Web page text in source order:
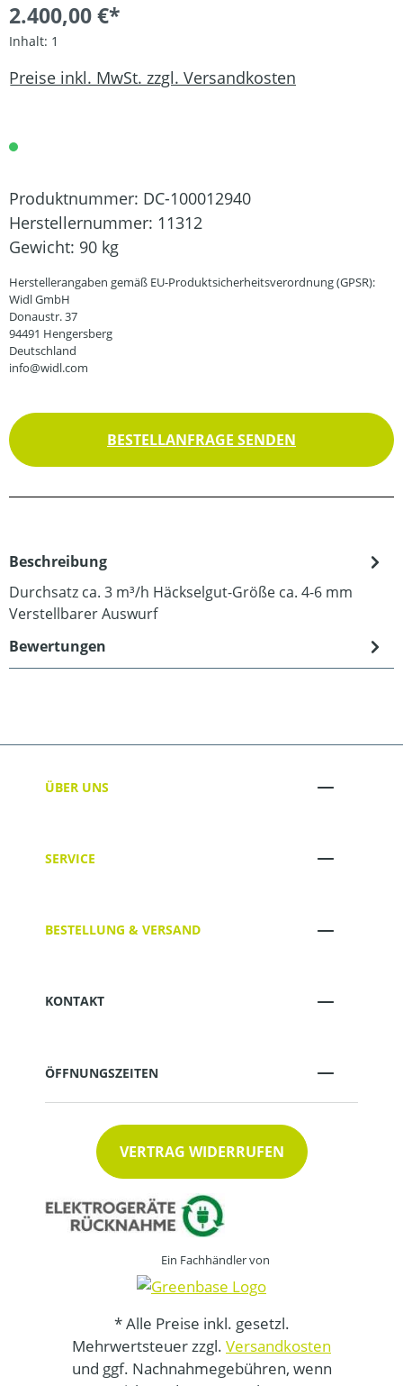
2.400,00 €*
Inhalt: 1
Preise inkl. MwSt. zzgl. Versandkosten
Produktnummer: DC-100012940
Herstellernummer: 11312
Gewicht: 90 kg
Herstellerangaben gemäß EU-Produktsicherheitsverordnung (GPSR):
Widl GmbH
Donaustr. 37
94491 Hengersberg
Deutschland
info@widl.com
BESTELLANFRAGE SENDEN
Beschreibung
Durchsatz ca. 3 m³/h Häckselgut-Größe ca. 4-6 mm
Verstellbarer Auswurf
Bewertungen
ÜBER UNS
SERVICE
BESTELLUNG & VERSAND
KONTAKT
ÖFFNUNGSZEITEN
VERTRAG WIDERRUFEN
Ein Fachhändler von
* Alle Preise inkl. gesetzl.
Mehrwertsteuer zzgl. Versandkosten
und ggf. Nachnahmegebühren, wenn